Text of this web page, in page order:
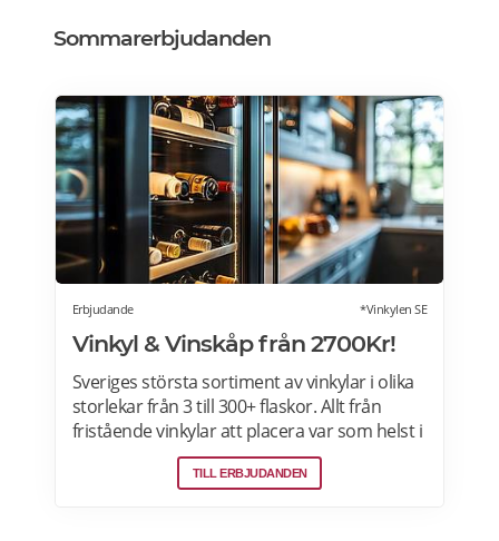
Sommarerbjudanden
Erbjudande *Vinkylen SE
Vinkyl & Vinskåp från 2700Kr!
Sveriges största sortiment av vinkylar i olika
storlekar från 3 till 300+ flaskor. Allt från
fristående vinkylar att placera var som helst i
hemmet, till inbyggda eller integrerbara
vinkylar som elegant smälter in i
TILL ERBJUDANDEN